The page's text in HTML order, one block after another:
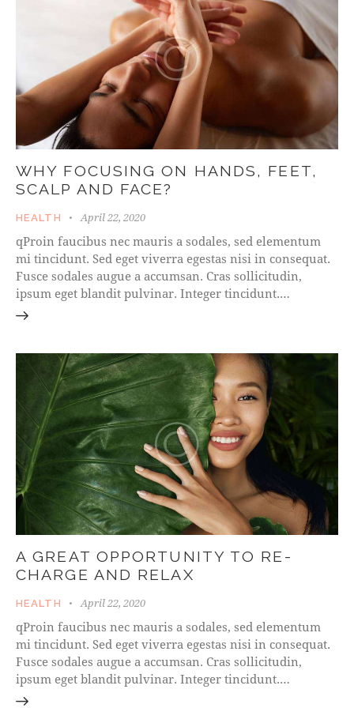
WHY FOCUSING ON HANDS, FEET,
SCALP AND FACE?
HEALTH April 22, 2020
qProin faucibus nec mauris a sodales, sed elementum
mi tincidunt. Sed eget viverra egestas nisi in consequat.
Fusce sodales augue a accumsan. Cras sollicitudin,
ipsum eget blandit pulvinar. Integer tincidunt.…
A GREAT OPPORTUNITY TO RE-
CHARGE AND RELAX
HEALTH April 22, 2020
qProin faucibus nec mauris a sodales, sed elementum
mi tincidunt. Sed eget viverra egestas nisi in consequat.
Fusce sodales augue a accumsan. Cras sollicitudin,
ipsum eget blandit pulvinar. Integer tincidunt.…